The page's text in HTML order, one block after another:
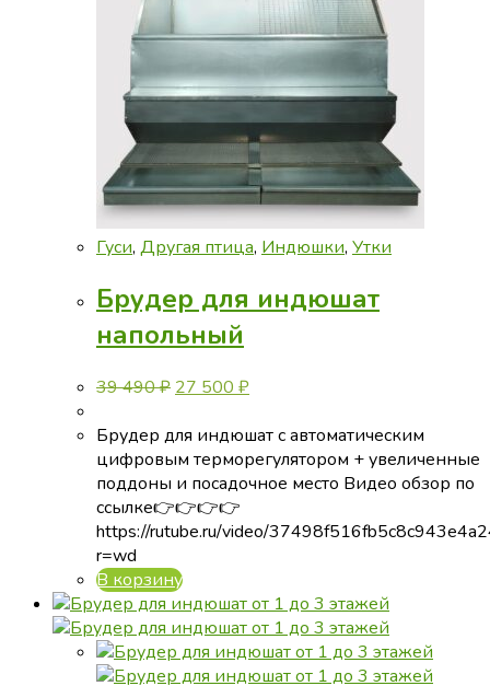
Гуси, Другая птица, Индюшки, Утки
Брудер для индюшат
напольный
39 490₽ Первоначальная
составляла
39
490 ₽.
27 500 ₽Текущая
27
500 ₽.
Брудер для индюшат с автоматическим
цифровым терморегулятором + увеличенные
поддоны и посадочное место Видео обзор по
ссылке👉👉👉👉
https://rutube.ru/video/
r=wd
В корзину